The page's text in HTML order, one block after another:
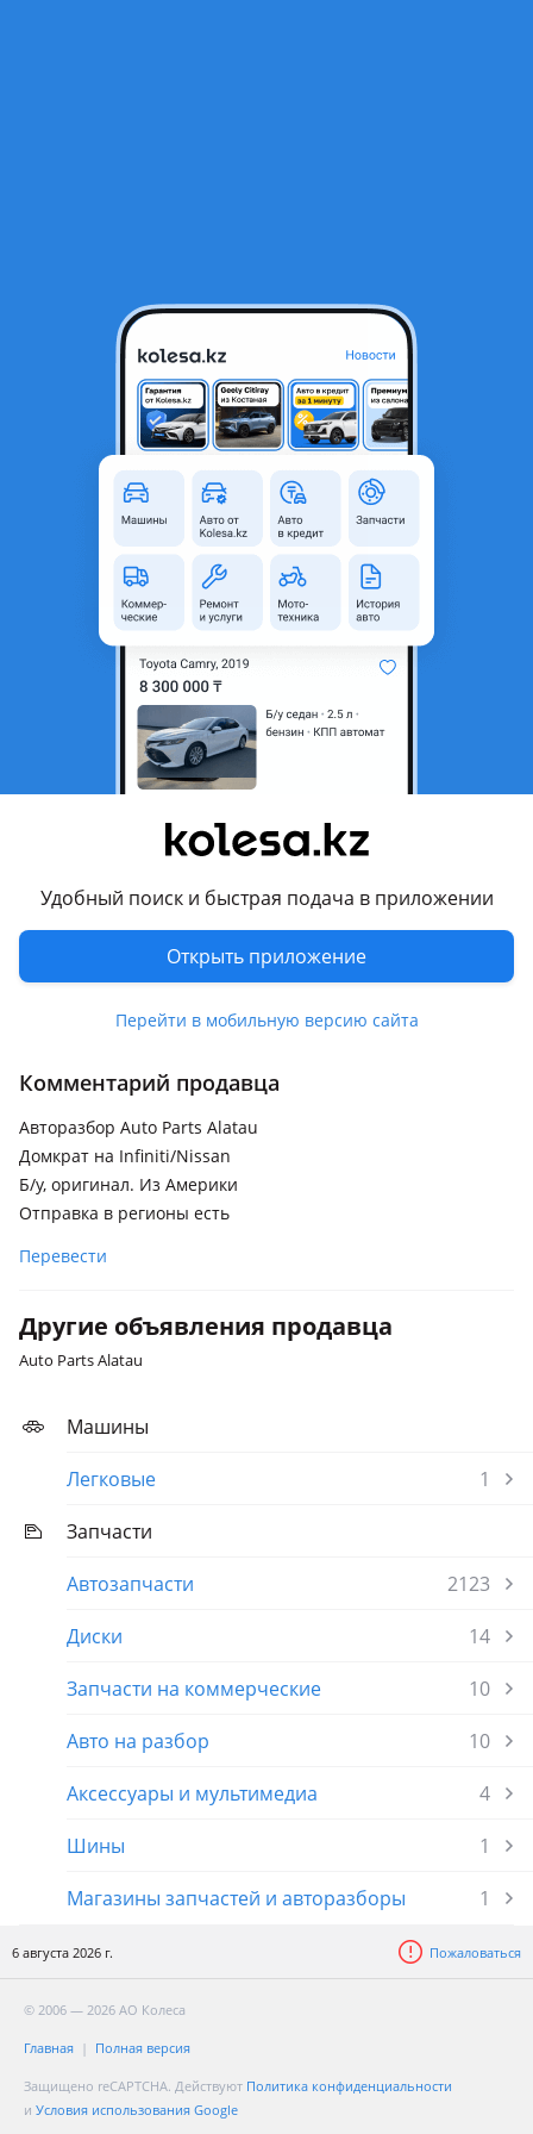
Удобный поиск и быстрая подача в приложении
Открыть приложение
Перейти в мобильную версию сайта
Алматы, Алматинская
область
Б/y
Оригинальность
Оригинал
Возможна рассрочка или
Да
Подходит на авто
поколение
Nissan Pathfinder
2007 - 2014 R51 рестайлинг, 2004 - 2009 R51
Nissan X-Trail
Infiniti QX56
2004 - 2007 1 поколение, 2007 - 2010 1 поколение
рестайлинг
Infiniti FX35
2006 - 2009 1 поколение рестайлинг (S50), 2008 - 2012 2
Показать больше
Комментарий продавца
Авторазбор Auto Parts Alatau
Домкрат на Infiniti/Nissan
Б/у, оригинал. Из Америки
Отправка в регионы есть
Перевести
Другие объявления продавца
Auto Parts Alatau
Машины
Легковые
1
Запчасти
Автозапчасти
2123
Диски
14
Запчасти на коммерческие
10
Авто на разбор
10
Аксессуары и мультимедиа
4
Шины
1
Магазины запчастей и авторазборы
1
6 августа 2026 г. Пожаловаться
© 2006 — 2026 АО Колеса
Главная Полная версия
Защищено reCAPTCHA. Действуют Политика конфиденциальности
и Условия использования Google